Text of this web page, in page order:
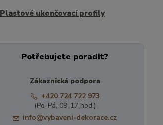
Plastové ukončovací profily
Potřebujete poradit?
Zákaznická podpora
+420 724 722 973
(Po-Pá, 09-17 hod.)
info@vybaveni-dekorace.cz